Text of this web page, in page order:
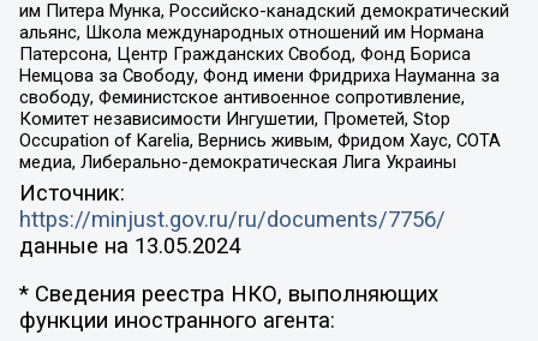
им Питера Мунка, Российско-канадский демократический
альянс, Школа международных отношений им Нормана
Патерсона, Центр Гражданских Свобод, Фонд Бориса
Немцова за Свободу, Фонд имени Фридриха Науманна за
свободу, Феминистское антивоенное сопротивление,
Комитет независимости Ингушетии, Прометей, Stop
Occupation of Karelia, Вернись живым, Фридом Хаус, СОТА
медиа, Либерально-демократическая Лига Украины
Источник:
https://minjust.gov.ru/ru/documents/7756/
данные на 13.05.2024
* Сведения реестра НКО, выполняющих
функции иностранного агента: